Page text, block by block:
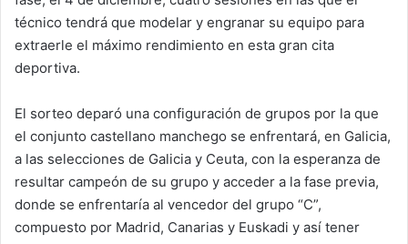
técnico tendrá que modelar y engranar su equipo para
extraerle el máximo rendimiento en esta gran cita
deportiva.
El sorteo deparó una configuración de grupos por la que
el conjunto castellano manchego se enfrentará, en Galicia,
a las selecciones de Galicia y Ceuta, con la esperanza de
resultar campeón de su grupo y acceder a la fase previa,
donde se enfrentaría al vencedor del grupo “C”,
compuesto por Madrid, Canarias y Euskadi y así tener